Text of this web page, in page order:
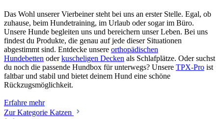
Das Wohl unserer Vierbeiner steht bei uns an erster Stelle. Egal, ob
zuhause, beim Hundetraining, im Urlaub oder sogar im Büro.
Unsere Hunde begleiten uns und bereichern unser Leben. Bei uns
findest du Produkte, die genau auf jede dieser Situationen
abgestimmt sind. Entdecke unsere orthopädischen
Hundebetten oderkuscheligen Decken als Schlafplätze. Oder suchst
du noch die passende Hundbox für unterwegs? Unsere TPX-Pro ist
faltbar und stabil und bietet deinem Hund eine schöne
Rückzugsmöglichkeit.
Erfahre mehr
Zur Kategorie Katzen